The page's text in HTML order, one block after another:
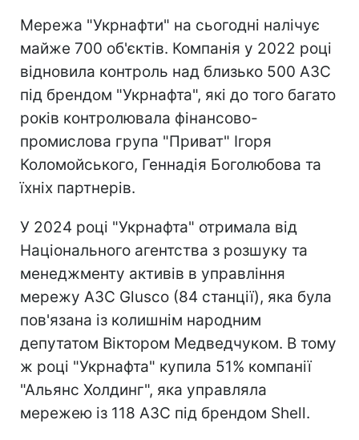
Мережа "Укрнафти" на сьогодні налічує
майже 700 об'єктів. Компанія у 2022 році
відновила контроль над близько 500 АЗС
під брендом "Укрнафта", які до того багато
років контролювала фінансово-
промислова група "Приват" Ігоря
Коломойського, Геннадія Боголюбова та
їхніх партнерів.
У 2024 році "Укрнафта" отримала від
Національного агентства з розшуку та
менеджменту активів в управління
мережу АЗС Glusco (84 станції), яка була
пов'язана із колишнім народним
депутатом Віктором Медведчуком. В тому
ж році "Укрнафта" купила 51% компанії
"Альянс Холдинг", яка управляла
мережею із 118 АЗС під брендом Shell.